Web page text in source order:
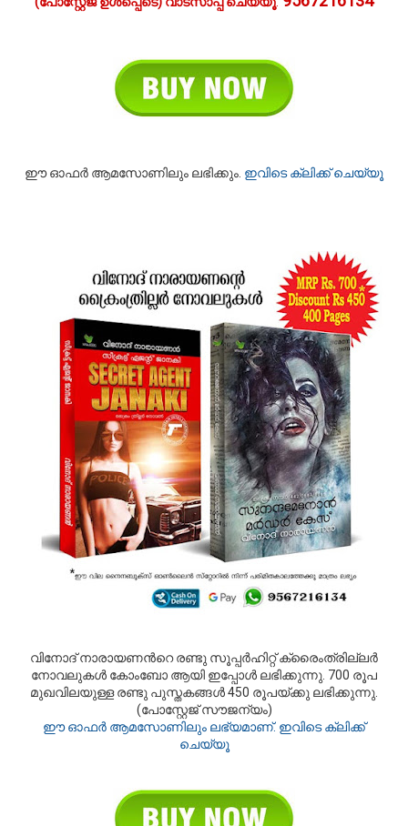
ഈ ഓഫര്‍ ആമസോണിലും ലഭിക്കും. ഇവിടെ ക്ലിക്ക് ചെയ്യൂ
വിനോദ് നാരായണന്‍റെ രണ്ടു സൂപ്പര്‍ഹിറ്റ് ക്രൈംത്രില്ലര്‍
നോവലുകള്‍ കോംബോ ആയി ഇപ്പോള്‍ ലഭിക്കുന്നു. 700 രൂപ
മുഖവിലയുള്ള രണ്ടു പുസ്തകങ്ങള്‍ 450 രൂപയ്ക്കു ലഭിക്കുന്നു.
(പോസ്റ്റേജ് സൗജന്യം)
ഈ ഓഫര്‍ ആമസോണിലും ലഭ്യമാണ്. ഇവിടെ ക്ലിക്ക്
ചെയ്യൂ